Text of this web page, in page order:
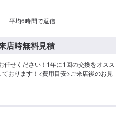
平均6時間で返信
店時無料見積
任せください！1年に1回の交換をオスス
おります！<費用目安>ご来店後のお見